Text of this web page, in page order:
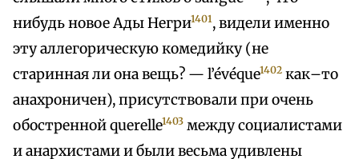
нибудь новое Ады Негри1401, видели именно
эту аллегорическую комедийку (не
старинная ли она вещь? — l’évéque1402 как–то
анахроничен), присутствовали при очень
обостренной querelle1403 между социалистами
и анархистами и были весьма удивлены